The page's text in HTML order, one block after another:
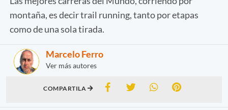
montaña, es decir trail running, tanto por etapas
como de una sola tirada.
Marcelo Ferro
Ver más autores
COMPARTILA